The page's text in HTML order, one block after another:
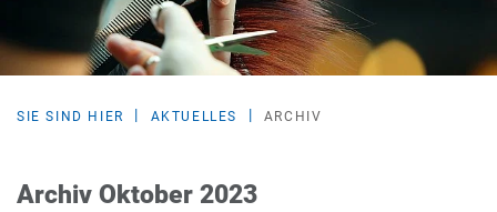
SIE SIND HIER AKTUELLES ARCHIV
Archiv Oktober 2023